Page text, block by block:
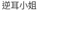
逆耳小姐